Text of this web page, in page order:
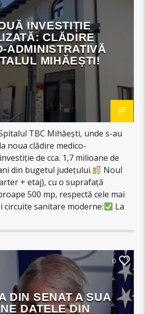
INVESTIȚIE
CLĂDIRE
ADMINISTRATIVĂ
MIHĂEȘTI!​
TBC Mihăești, unde s-au
noua clădire medico-
de cca. 1,7 milioane de
din bugetul județului.​
Noul
+ etaj), cu o suprafață
500 mp, respectă cele mai
circuite sanitare moderne:​
La
0
DIN SENAT A SUA
DATELE DIN